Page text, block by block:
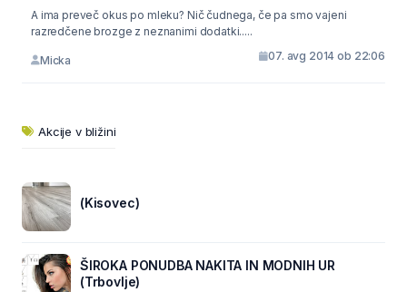
A ima preveč okus po mleku? Nič čudnega, če pa smo vajeni
razredčene brozge z neznanimi dodatki.....
Micka 07. avg 2014 ob 22:06
Akcije v bližini
(Kisovec)
ŠIROKA PONUDBA NAKITA IN MODNIH UR
(Trbovlje)